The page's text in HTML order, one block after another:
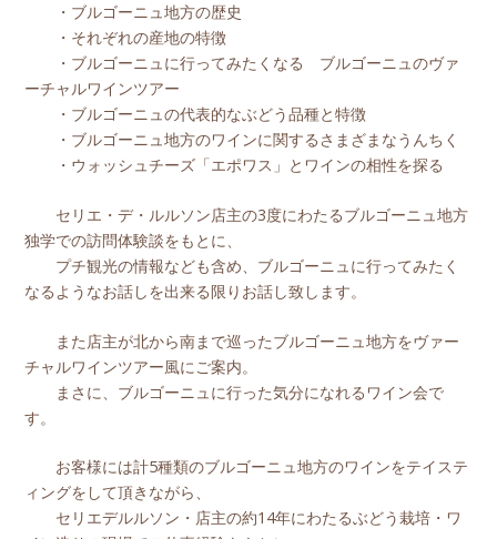
・ブルゴーニュ地方の歴史
・それぞれの産地の特徴
・ブルゴーニュに行ってみたくなる ブルゴーニュのヴァ
ーチャルワインツアー
・ブルゴーニュの代表的なぶどう品種と特徴
・ブルゴーニュ地方のワインに関するさまざまなうんちく
・ウォッシュチーズ「エポワス」とワインの相性を探る
セリエ・デ・ルルソン店主の3度にわたるブルゴーニュ地方
独学での訪問体験談をもとに、
プチ観光の情報なども含め、ブルゴーニュに行ってみたく
なるようなお話しを出来る限りお話し致します。
また店主が北から南まで巡ったブルゴーニュ地方をヴァー
チャルワインツアー風にご案内。
まさに、ブルゴーニュに行った気分になれるワイン会で
す。
お客様には計5種類のブルゴーニュ地方のワインをテイステ
ィングをして頂きながら、
セリエデルルソン・店主の約14年にわたるぶどう栽培・ワ